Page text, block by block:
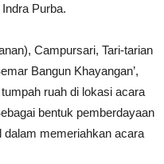
Purba.
Campursari, Tari-tarian
Bangun Khayangan’,
ruah di lokasi acara
bentuk pemberdayaan
memeriahkan acara